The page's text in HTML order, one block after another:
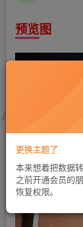
预览图
更换主题了
本来想着把数据
之前开通会员的
恢复权限。